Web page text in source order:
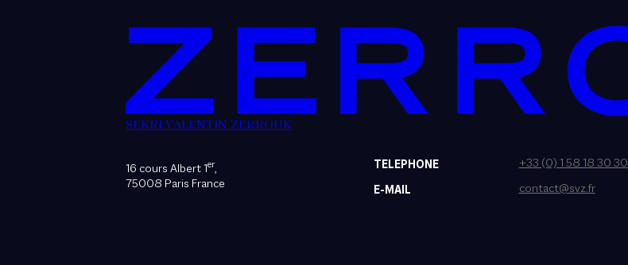
SEKRI VALENTIN ZERROUK
16 cours Albert 1er,
75008 Paris France
TELEPHONE +33 (0) 1 58 18 30 30
E-MAIL contact@svz.fr